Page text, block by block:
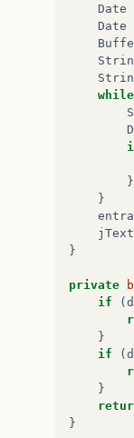
Date
Date
while
}
}
}
private
if
(
}
if
(
}
}